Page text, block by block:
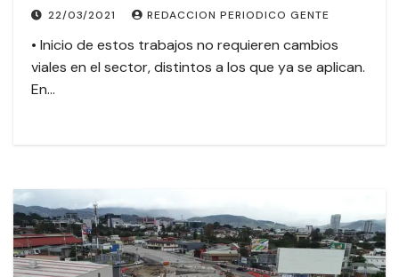
22/03/2021 REDACCION PERIODICO GENTE
• Inicio de estos trabajos no requieren cambios
viales en el sector, distintos a los que ya se aplican.
En…